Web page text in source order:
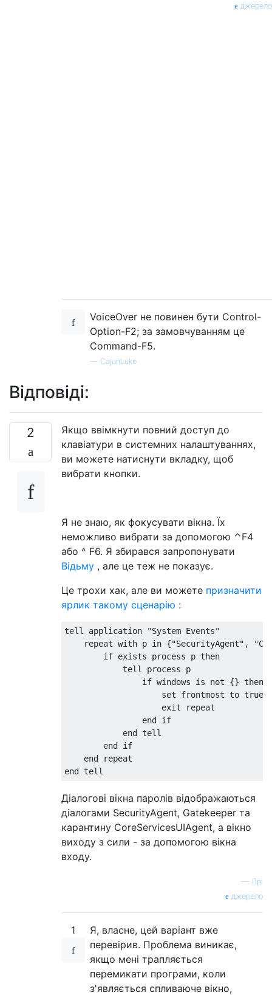
джерело
VoiceOver не повинен бути Control-
Option-F2; за замовчуванням це
Command-F5.
— CajunLuke
Відповіді:
2
Якщо ввімкнути повний доступ до
клавіатури в системних налаштуваннях,
ви можете натиснути вкладку, щоб
вибрати кнопки.
Я не знаю, як фокусувати вікна. Їх
неможливо вибрати за допомогою ⌃F4
або ^ F6. Я збирався запропонувати
Відьму , але це теж не показує.
Це трохи хак, але ви можете призначити
ярлик такому сценарію :
tell application "System Events"
repeat with p in {"SecurityAgent",
        if exists process p then
            tell process p
                if windows is not {} then
                    set frontmost to true
                    exit repeat
                end if
            end tell
        end if
    end repeat
Діалогові вікна паролів відображаються
діалогами SecurityAgent, Gatekeeper та
карантину CoreServicesUIAgent, а вікно
виходу з сили - за допомогою вікна
входу.
— Лрі
джерело
1
Я, власне, цей варіант вже
перевірив. Проблема виникає,
якщо мені трапляється
перемикати програми, коли
з'являється спливаюче вікно,